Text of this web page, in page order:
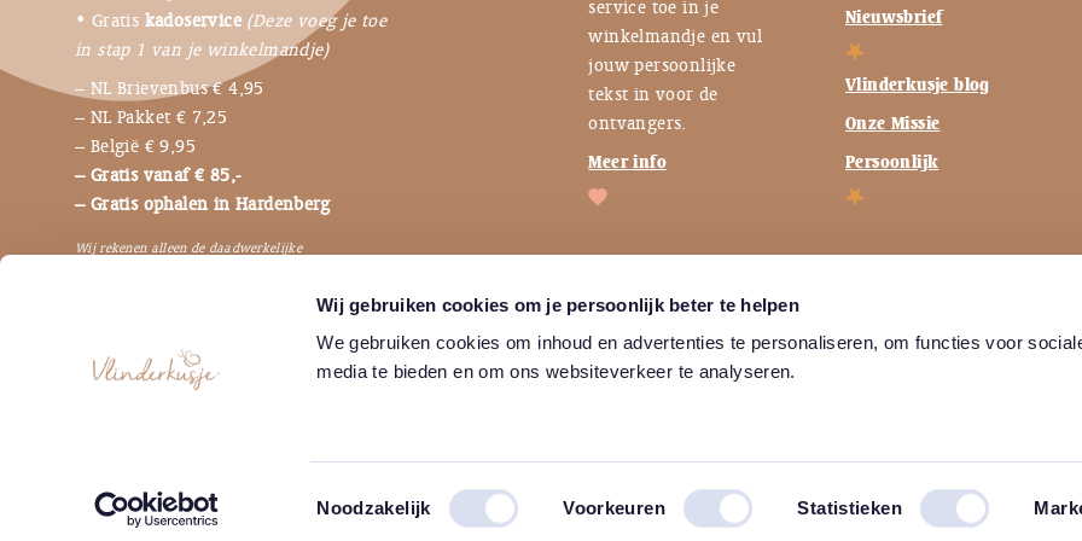
Wij gebruiken cookies om je persoonlijk beter te helpen
We gebruiken cookies om inhoud en advertenties te personaliseren, om functies voor
media te bieden en om ons websiteverkeer te analyseren.
Toestemmingsselectie
Noodzakelijk Voorkeuren Statistieken
• Gratis kadoservice (Deze voeg je toe
in stap 1 van je winkelmandje)
– NL Brievenbus € 4,95
– NL Pakket € 7,25
– België € 9,95
– Gratis vanaf € 85,-
– Gratis ophalen in Hardenberg
Wij rekenen alleen de daadwerkelijke
service toe in je
winkelmandje en vul
jouw persoonlijke
tekst in voor de
ontvangers.
Meer info
Nieuwsbrief
Vlinderkusje blog
Onze Missie
Persoonlijk
voorwaarden